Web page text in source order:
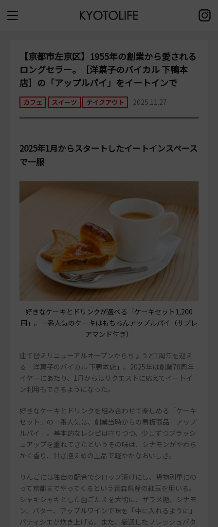
【京都市左京区】1955年の創業から愛される
ロングセラー。［洋菓子のバイカル 下鴨本
店］の「アップルパイ」をイートインで
カフェ スイーツ テイクアウト 2025.11.27
2025年1月からスタートしたイートインスペース
で一服
好きなケーキとドリンクが選べる「ケーキセット1,200
円」。一番人気のケーキはもちろんアップルパイ（サブレ
アマンド付き）
建て替えリニューアルオープンからちょうど1周年を迎え
る「洋菓子のバイカル 下鴨本店」。2025年は創業70周年
イヤーにあたり、1月からはリクエストに応えてイートイ
ン利用もできるようになった。
好きなケーキとドリンクを組み合わせて楽しめる「ケーキ
セット」の一番人気は、創業当時からの看板商品「アップ
ルパイ」。基本的なレシピは守りつつ、少しずつブラッシ
ュアップを重ねてきたというその味は、シナモンがやわら
かく香り、甘さ控えめの上品で軽やかなおいしさ。
りんごには独自の配合でシロップ漬けにし、貨物列車にの
って京都までやってくるという青森県産の紅玉を用いる。
シャキシャキとした歯ごたえを大切に、ザラメ糖、シナモ
ン、バター、アップルワインで味を「中に入れるように」
パティシエが炊き上げる。また、厳選したフレッシュバタ